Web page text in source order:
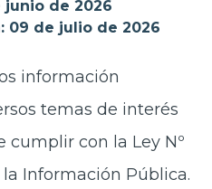
junio de 2026
09 de julio de 2026
información
temas de interés
cumplir con la Ley Nº
la Información Pública.